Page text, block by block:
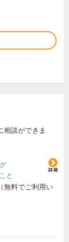
相談ができま
と
無料でご利用い